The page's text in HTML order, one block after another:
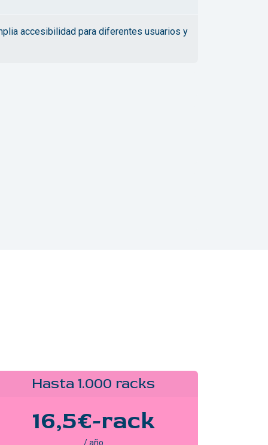
accesibilidad para diferentes usuarios y
Hasta 1.000 racks
16,5€-rack
/ año